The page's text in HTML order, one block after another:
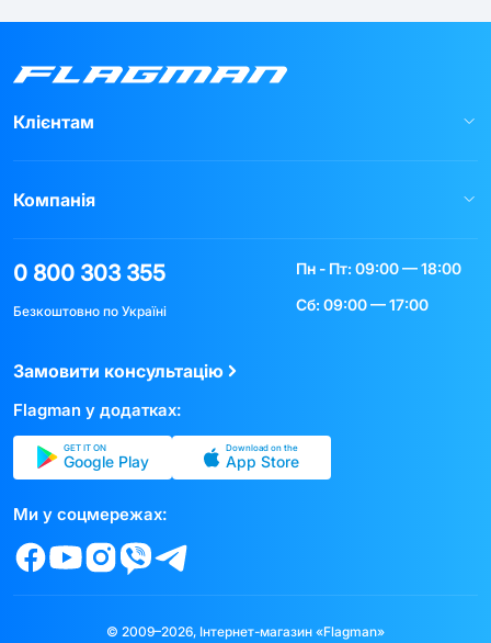
Клієнтам
Компанія
0 800 303 355
Безкоштовно по Україні
Пн - Пт: 09:00 — 18:00
Сб: 09:00 — 17:00
Замовити консультацію
Flagman у додатках:
GET IT ON
Google Play
Download on the
App Store
Ми у соцмережах:
© 2009–2026, Інтернет-магазин «Flagman»